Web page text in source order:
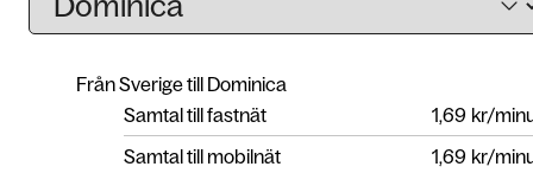
Från Sverige till Dominica
Samtal till fastnät
1,69 kr/
Samtal till mobilnät
1,69 kr/